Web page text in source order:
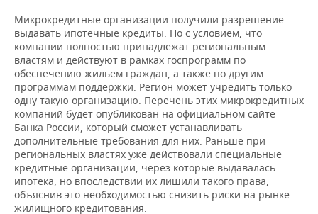
Микрокредитные организации получили разрешение
выдавать ипотечные кредиты. Но с условием, что
компании полностью принадлежат региональным
властям и действуют в рамках госпрограмм по
обеспечению жильем граждан, а также по другим
программам поддержки. Регион может учредить только
одну такую организацию. Перечень этих микрокредитных
компаний будет опубликован на официальном сайте
Банка России, который сможет устанавливать
дополнительные требования для них. Раньше при
региональных властях уже действовали специальные
кредитные организации, через которые выдавалась
ипотека, но впоследствии их лишили такого права,
объяснив это необходимостью снизить риски на рынке
жилищного кредитования.